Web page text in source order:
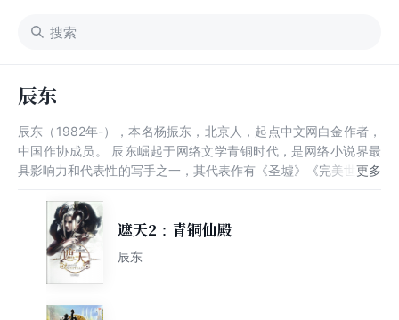
辰东
辰东（1982年-），本名杨振东，北京人，起点中文网白金作者，
中国作协成员。 辰东崛起于网络文学青铜时代，是网络小说界最
具影响力和代表性的写手之一，其代表作有《圣墟》《完美世界》
遮天2：青铜仙殿
辰东